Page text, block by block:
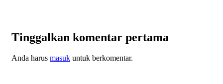
Tinggalkan komentar pertama
Anda harus masuk untuk berkomentar.